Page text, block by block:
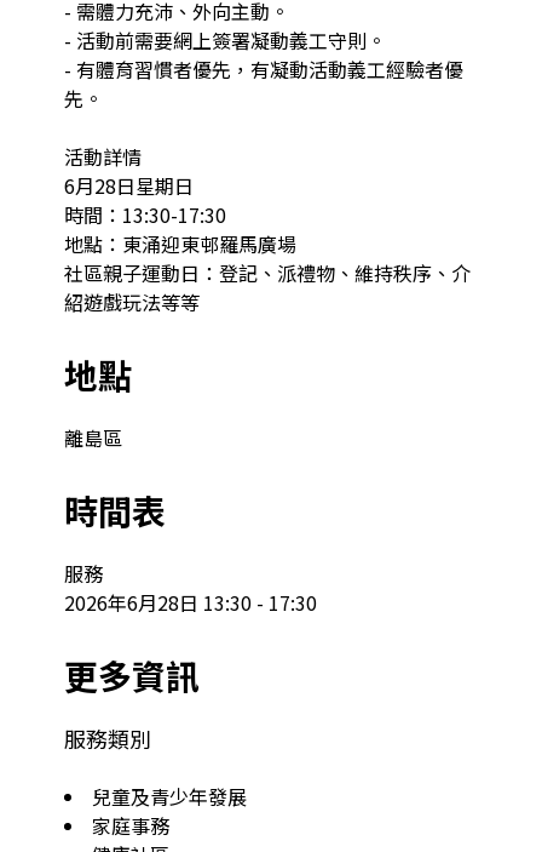
- 需體力充沛、外向主動。
- 活動前需要網上簽署凝動義工守則。
- 有體育習慣者優先，有凝動活動義工經驗者優
先。
活動詳情
6月28日星期日
時間：13:30-17:30
地點：東涌迎東邨羅馬廣場
社區親子運動日：登記、派禮物、維持秩序、介
紹遊戲玩法等等
地點
離島區
時間表
服務
2026年6月28日 13:30 - 17:30
更多資訊
服務類別
兒童及青少年發展
家庭事務